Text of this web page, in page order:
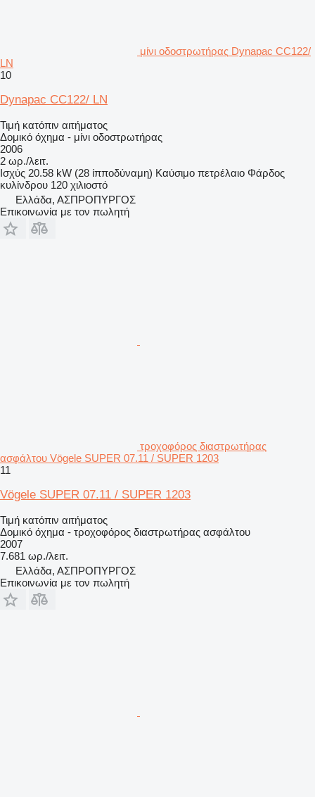
μίνι οδοστρωτήρας Dynapac CC122/
LN
10
Dynapac CC122/ LN
Τιμή κατόπιν αιτήματος
Δομικό όχημα - μίνι οδοστρωτήρας
2006
2 ωρ./λειτ.
Ισχύς 20.58 kW (28 ίπποδύναμη) Καύσιμο πετρέλαιο Φάρδος
κυλίνδρου 120 χιλιοστό
Ελλάδα, ΑΣΠΡΟΠΥΡΓΟΣ
Επικοινωνία με τον πωλητή
τροχοφόρος διαστρωτήρας
ασφάλτου Vögele SUPER 07.11 / SUPER 1203
11
Vögele SUPER 07.11 / SUPER 1203
Τιμή κατόπιν αιτήματος
Δομικό όχημα - τροχοφόρος διαστρωτήρας ασφάλτου
2007
7.681 ωρ./λειτ.
Ελλάδα, ΑΣΠΡΟΠΥΡΓΟΣ
Επικοινωνία με τον πωλητή